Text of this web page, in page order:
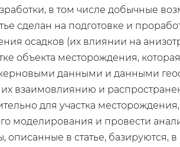
в том числе добычные
сделан на подготовке и
осадков (их влиянии на
объекта месторождения,
керновыми данными и данными
взаимовлиянию и
для участка
моделирования и провести
описанные в статье, базируются,